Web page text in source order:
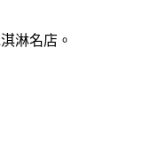
淋名店。